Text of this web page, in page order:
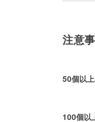
注意
50個以
100個以